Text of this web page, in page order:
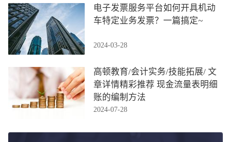
电子发票服务平台如何开具机动
车特定业务发票？一篇搞定~
2024-03-28
高顿教育/会计实务/技能拓展/ 文
章详情精彩推荐 现金流量表明细
账的编制方法
2024-07-28